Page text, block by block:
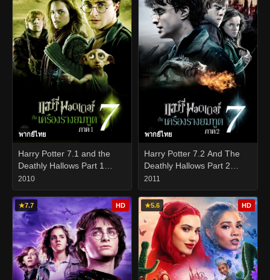
พากย์ไทย
Harry Potter 7.1 and the
Deathly Hallows Part 1
(2010) แฮร์รี่ พอตเตอร์ กับ
เครื่องรางยมทูต ภาค 1
2010
พากย์ไทย
Harry Potter 7.2 And The
Deathly Hallows Part 2
(2011) แฮร์รี่ พอตเตอร์ กับ
เครื่องรางยมทูต ภาค 2
2011
★7.7 HD ★5.6 HD